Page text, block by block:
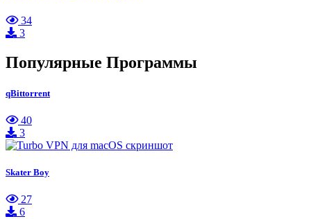
34
3
Популярные Программы
qBittorrent
40
3
Skater Boy
27
6